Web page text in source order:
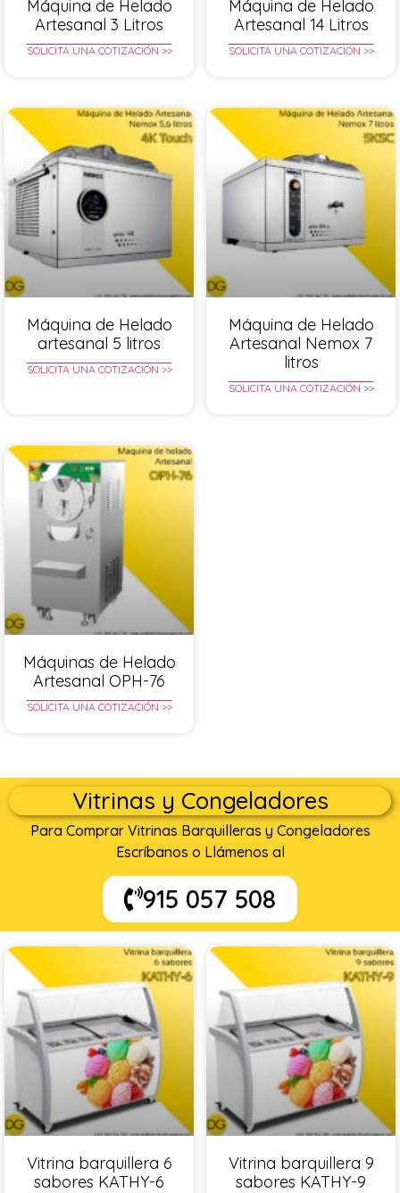
Máquina de Helado
Artesanal 3 Litros
SOLICITA UNA COTIZACIÓN >>
Máquina de Helado
Artesanal 14 Litros
SOLICITA UNA COTIZACIÓN >>
Máquina de Helado
artesanal 5 litros
SOLICITA UNA COTIZACIÓN >>
Máquina de Helado
Artesanal Nemox 7
litros
SOLICITA UNA COTIZACIÓN >>
Máquinas de Helado
Artesanal OPH-76
SOLICITA UNA COTIZACIÓN >>
Vitrinas y Congeladores
Para Comprar Vitrinas Barquilleras y Congeladores
Escríbanos o Llámenos al
915 057 508
Vitrina barquillera 6
sabores KATHY-6
Vitrina barquillera 9
sabores KATHY-9